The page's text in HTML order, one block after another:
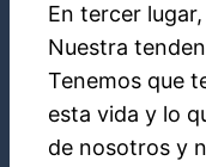
En tercer
Nuestra
Tenemos que
esta vida y lo
de nosotros y